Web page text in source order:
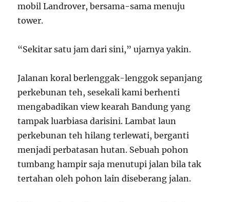
mobil Landrover, bersama-sama menuju
tower.
“Sekitar satu jam dari sini,” ujarnya yakin.
Jalanan koral berlenggak-lenggok sepanjang
perkebunan teh, sesekali kami berhenti
mengabadikan view kearah Bandung yang
tampak luarbiasa darisini. Lambat laun
perkebunan teh hilang terlewati, berganti
menjadi perbatasan hutan. Sebuah pohon
tumbang hampir saja menutupi jalan bila tak
tertahan oleh pohon lain diseberang jalan.